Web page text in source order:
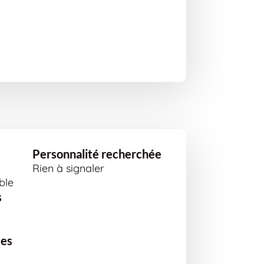
Personnalité recherchée
Rien à signaler